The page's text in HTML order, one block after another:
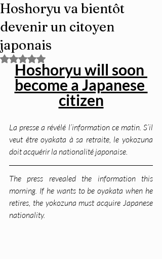
Hoshoryu va bientôt
devenir un citoyen
japonais
Noté NaN étoiles sur 5.
Hoshoryu will soon
become a Japanese
citizen
La presse a révélé l’information ce matin. S’il
veut être oyakata à sa retraite, le yokozuna
doit acquérir la nationalité japonaise.
The press revealed the information this
morning. If he wants to be oyakata when he
retires, the yokozuna must acquire Japanese
nationality.